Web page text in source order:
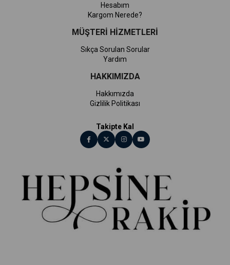
Hesabım
Kargom Nerede?
MÜŞTERİ HİZMETLERİ
Sıkça Sorulan Sorular
Yardım
HAKKIMIZDA
Hakkımızda
Gizlilik Politikası
Takipte Kal